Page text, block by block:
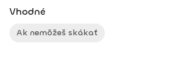
Vhodné
Ak nemôžeš skákať